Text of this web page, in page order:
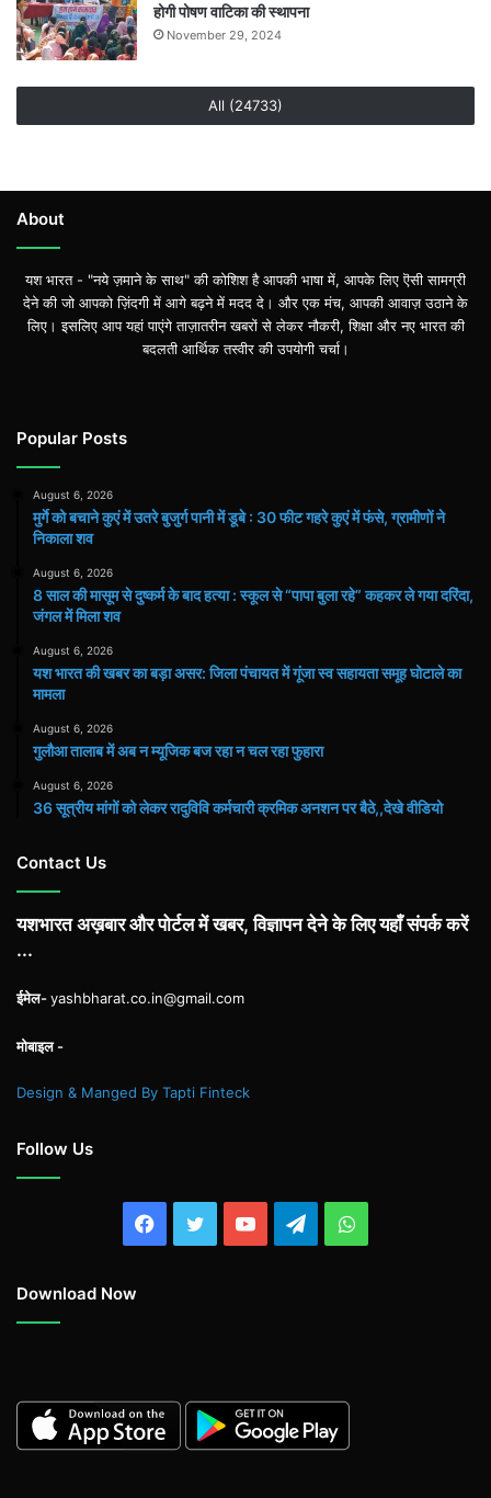
होगी पोषण वाटिका की स्थापना
November 29, 2024
All (24733)
About
यश भारत - "नये ज़माने के साथ" की कोशिश है आपकी भाषा में, आपके लिए ऎसी सामग्री
देने की जो आपको ज़िंदगी में आगे बढ़ने में मदद दे। और एक मंच, आपकी आवाज़ उठाने के
लिए। इसलिए आप यहां पाएंगे ताज़ातरीन खबरों से लेकर नौकरी, शिक्षा और नए भारत की
बदलती आर्थिक तस्वीर की उपयोगी चर्चा।
Popular Posts
August 6, 2026
मुर्गे को बचाने कुएं में उतरे बुजुर्ग पानी में डूबे : 30 फीट गहरे कुएं में फंसे, ग्रामीणों ने
निकाला शव
August 6, 2026
8 साल की मासूम से दुष्कर्म के बाद हत्या : स्कूल से “पापा बुला रहे” कहकर ले गया दरिंदा,
जंगल में मिला शव
August 6, 2026
यश भारत की खबर का बड़ा असर: जिला पंचायत में गूंजा स्व सहायता समूह घोटाले का
मामला
August 6, 2026
गुलौआ तालाब में अब न म्यूजिक बज रहा न चल रहा फुहारा
August 6, 2026
36 सूत्रीय मांगों को लेकर रादुविवि कर्मचारी क्रमिक अनशन पर बैठे,,देखे वीडियो
Contact Us
यशभारत अख़बार और पोर्टल में खबर, विज्ञापन देने के लिए यहाँ संपर्क करें
...
ईमेल-yashbharat.co.in@gmail.com
मोबाइल -
Design & Manged By Tapti Finteck
Follow Us
Facebook
TwitterYouTubeTelegramWhatsApp
Download Now